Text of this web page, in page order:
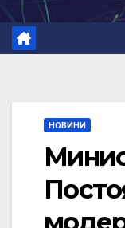
НОВИНИ